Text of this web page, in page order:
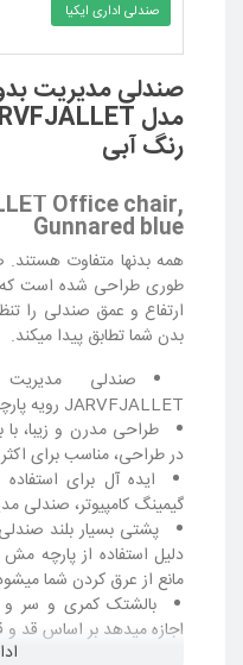
صندلی اداری ایکیا
صندلی مدیریت
رنگ آبی
Office chair,
Gunnared blue
طوری طراحی شده است که
ارتفاع و عمق صندلی را
بدن شما تطابق پیدا میکند.
صندلی
JARVFJALLET رویه پارچه ای پشت مش به رنگ آبی
طراحی مدرن و زیبا، با
در طراحی، مناسب برای
ایده آل برای
گیمینگ کامپیوتر، صندلی
پشتی بسیار بلند
دلیل استفاده از پارچه
مانع از عرق کردن شما
بالشتک کمری و سر
اجازه میدهد بر اساس قد و